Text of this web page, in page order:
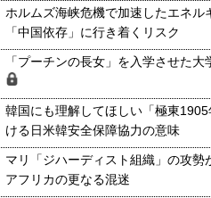
ホルムズ海峡危機で加速したエネル
「中国依存」に行き着くリスク
「プーチンの長女」を入学させた大
韓国にも理解してほしい「極東
ける日米韓安全保障協力の意味
マリ「ジハーディスト組織」の攻勢
アフリカの更なる混迷